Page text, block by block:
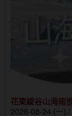
花東縱谷山海南
2026-08-24 (一)